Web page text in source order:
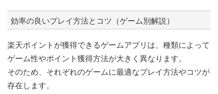
効率の良いプレイ方法とコツ（ゲーム別解説）
楽天ポイントが獲得できるゲームアプリは、種類によって
ゲーム性やポイント獲得方法が大きく異なります。
そのため、それぞれのゲームに最適なプレイ方法やコツが
存在します。